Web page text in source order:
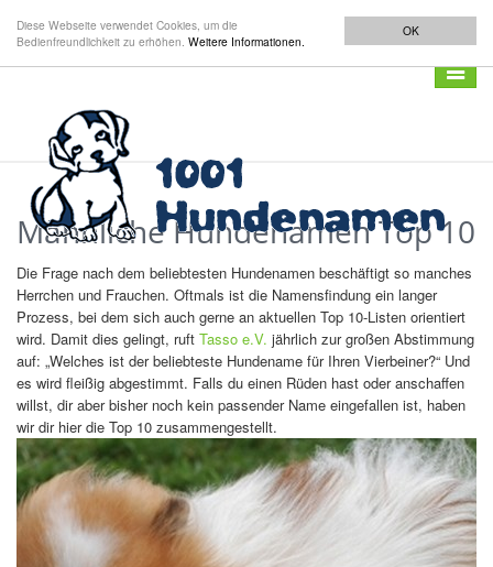
OK
Diese Webseite verwendet Cookies, um die
Bedienfreundlichkeit zu erhöhen. Weitere Informationen.
Männliche Hundenamen Top 10
Die Frage nach dem beliebtesten Hundenamen beschäftigt so manches
Herrchen und Frauchen. Oftmals ist die Namensfindung ein langer
Prozess, bei dem sich auch gerne an aktuellen Top 10-Listen orientiert
wird. Damit dies gelingt, ruft Tasso e.V. jährlich zur großen Abstimmung
auf: „Welches ist der beliebteste Hundename für Ihren Vierbeiner?“ Und
es wird fleißig abgestimmt. Falls du einen Rüden hast oder anschaffen
willst, dir aber bisher noch kein passender Name eingefallen ist, haben
wir dir hier die Top 10 zusammengestellt.